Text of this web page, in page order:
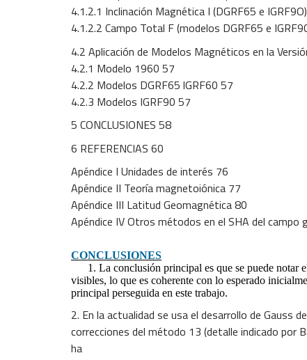
4.1.2.1 Inclinación Magnética I (DGRF65 e
4.1.2.2 Campo Total F (modelos DGRF65 e
4.2 Aplicación de Modelos Magnéticos en la
4.2.1 Modelo 1960 57
4.2.2 Modelos DGRF65 lGRF60 57
4.2.3 Modelos IGRF90 57
5 CONCLUSIONES 58
6 REFERENCIAS 60
Apéndice I Unidades de interés 76
Apéndice II Teoría magnetoiónica 77
Apéndice III Latitud Geomagnética 80
Apéndice IV Otros métodos en el SHA del campo
CONCLUSIONES
1. La conclusión principal es que se puede notar
visibles, lo que es coherente con lo esperado
principal perseguida en este trabajo.
2. En la actualidad se usa el desarrollo de Gauss
correcciones del método 13 (detalle indicado por
ha